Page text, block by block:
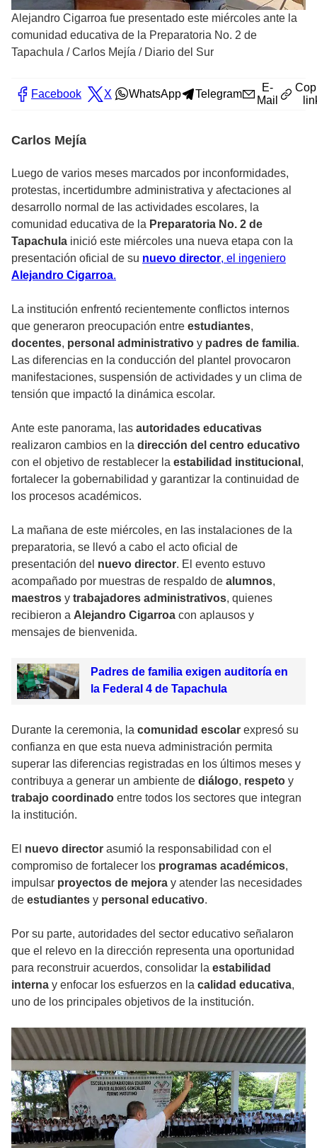
Alejandro Cigarroa fue presentado este miércoles ante la
comunidad educativa de la Preparatoria No. 2 de
Tapachula /Carlos Mejía / Diario del Sur
Facebook X WhatsApp Telegram
E-
Mail
Carlos Mejía
Luego de varios meses marcados por inconformidades,
protestas, incertidumbre administrativa y afectaciones al
desarrollo normal de las actividades escolares, la
comunidad educativa de la Preparatoria No. 2 de
Tapachula inició este miércoles una nueva etapa con la
presentación oficial de su nuevo director, el ingeniero
Alejandro Cigarroa.
La institución enfrentó recientemente conflictos internos
que generaron preocupación entre estudiantes,
docentes, personal administrativo y padres de familia.
Las diferencias en la conducción del plantel provocaron
manifestaciones, suspensión de actividades y un clima de
tensión que impactó la dinámica escolar.
Ante este panorama, las autoridades educativas
realizaron cambios en la dirección del centro educativo
con el objetivo de restablecer la estabilidad institucional ,
fortalecer la gobernabilidad y garantizar la continuidad de
los procesos académicos.
La mañana de este miércoles, en las instalaciones de la
preparatoria, se llevó a cabo el acto oficial de
presentación del nuevo director. El evento estuvo
acompañado por muestras de respaldo de alumnos,
maestros y trabajadores administrativos, quienes
recibieron a Alejandro Cigarroa con aplausos y
mensajes de bienvenida.
Padres de familia exigen auditoría en
la Federal 4 de Tapachula
Durante la ceremonia, la comunidad escolar expresó su
confianza en que esta nueva administración permita
superar las diferencias registradas en los últimos meses y
contribuya a generar un ambiente de diálogo, respeto y
trabajo coordinado entre todos los sectores que integran
la institución.
El nuevo director asumió la responsabilidad con el
compromiso de fortalecer los programas académicos,
impulsar proyectos de mejora y atender las necesidades
de estudiantes y personal educativo.
Por su parte, autoridades del sector educativo señalaron
que el relevo en la dirección representa una oportunidad
para reconstruir acuerdos, consolidar la estabilidad
interna y enfocar los esfuerzos en la calidad educativa,
uno de los principales objetivos de la institución.